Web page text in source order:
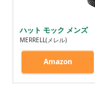
ハット モック メンズ
MERRELL(メレル)
Amazon